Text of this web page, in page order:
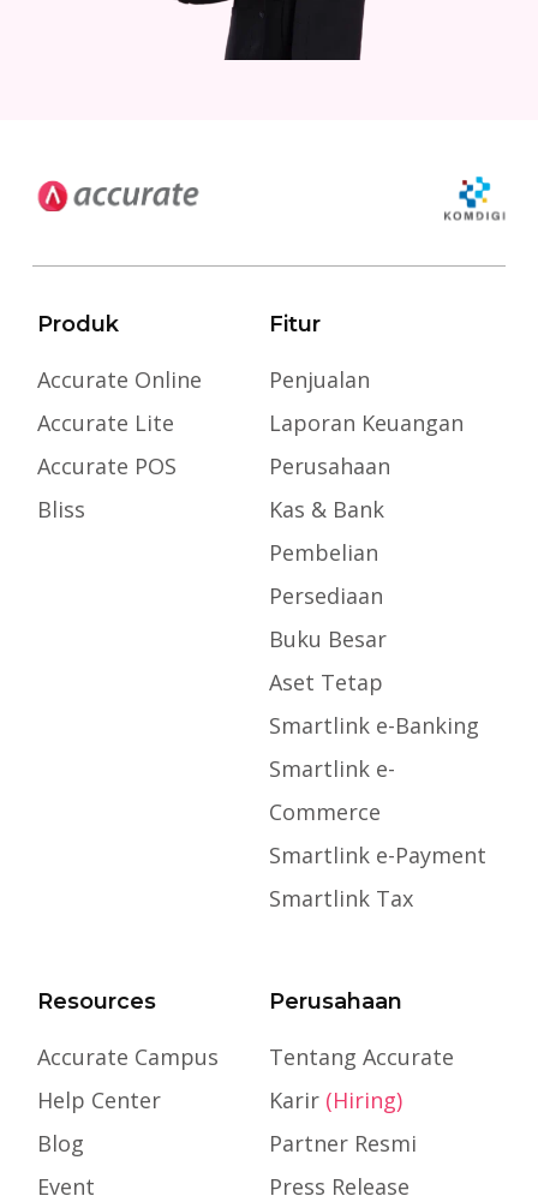
Produk
Accurate Online
Accurate Lite
Accurate POS
Bliss
Fitur
Penjualan
Laporan Keuangan
Perusahaan
Kas & Bank
Pembelian
Persediaan
Buku Besar
Aset Tetap
Smartlink e-Banking
Smartlink e-
Commerce
Smartlink e-Payment
Smartlink Tax
Resources
Accurate Campus
Help Center
Blog
Event
Perusahaan
Tentang Accurate
Karir (Hiring)
Partner Resmi
Press Release